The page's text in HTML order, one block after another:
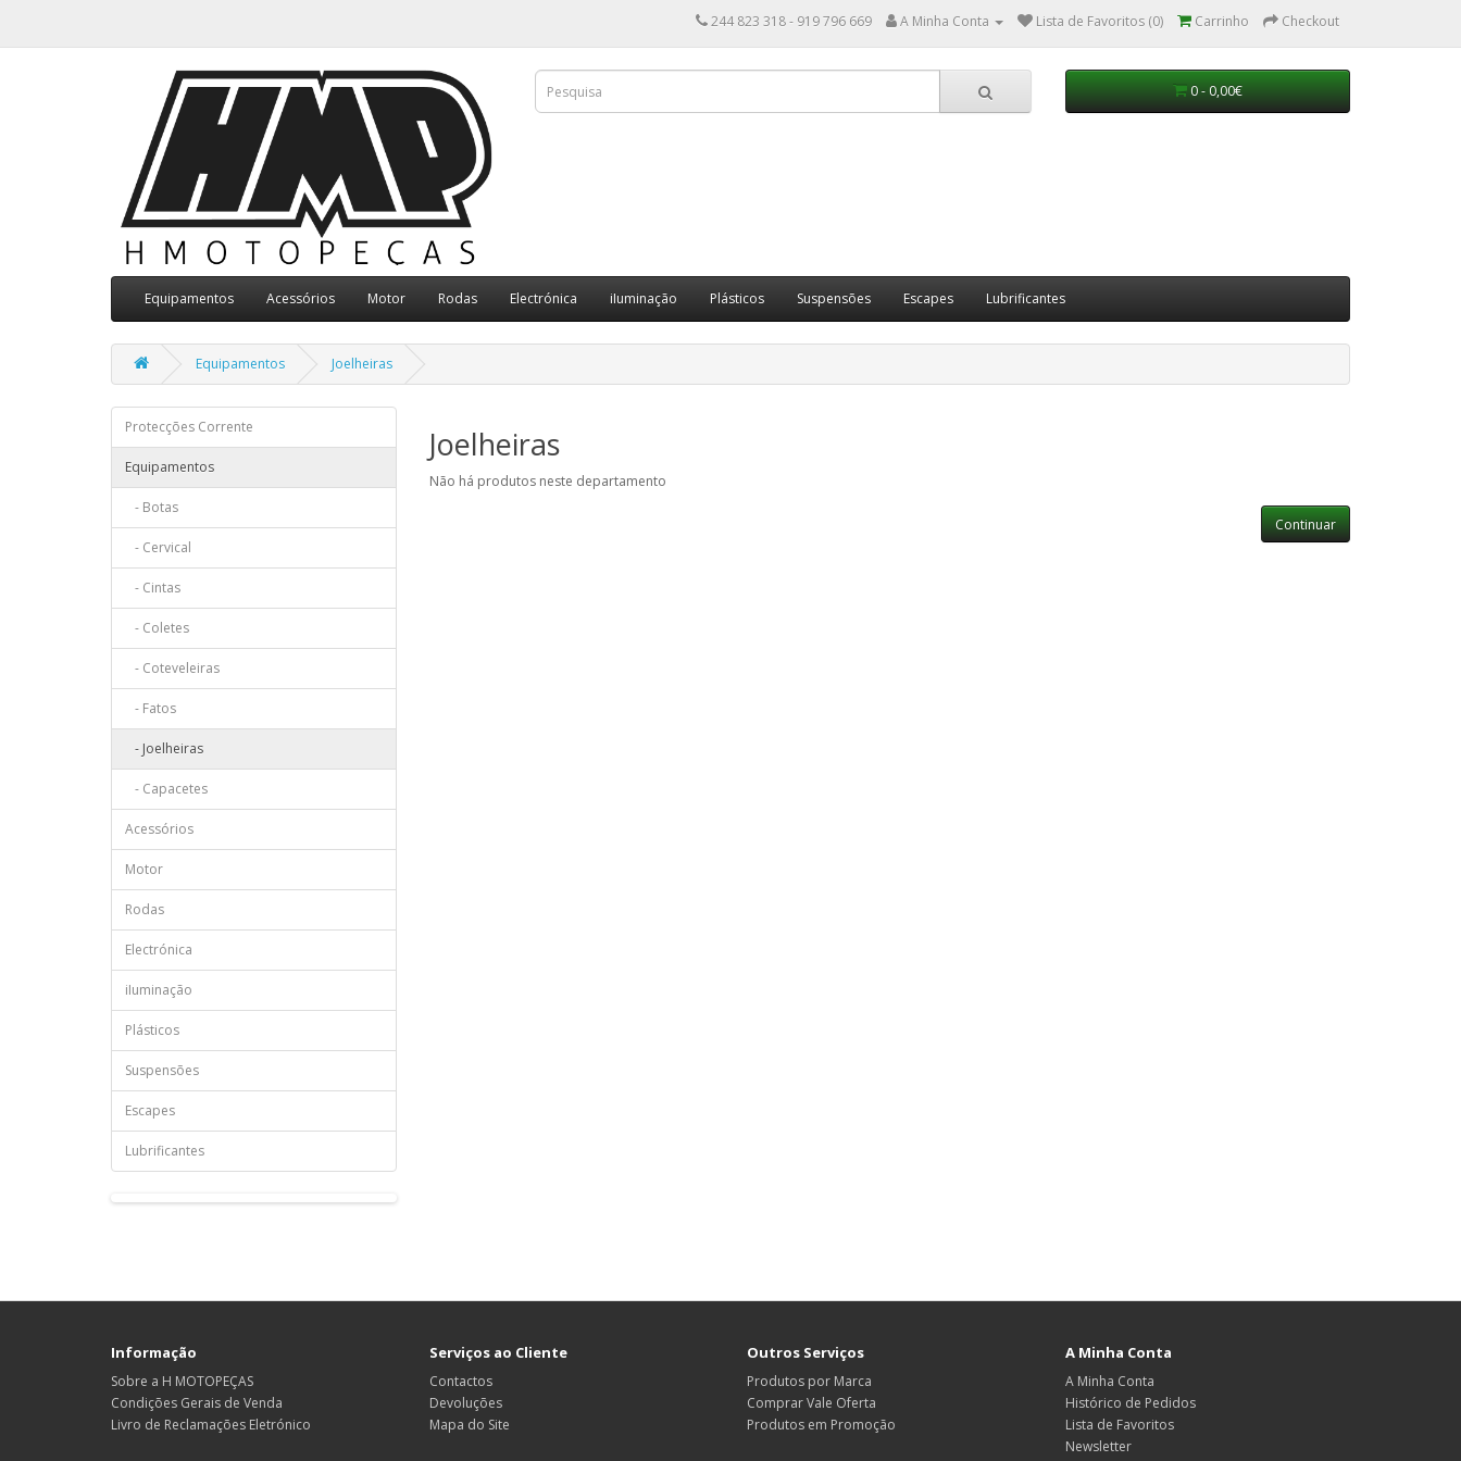
244 823 318 - 919 796 669 A Minha Conta Lista de Favoritos (0) Carrinho Checkout
0 - 0,00€
Equipamentos Acessórios Motor Rodas Electrónica iIuminação Plásticos Suspensões Escapes Lubrificantes
Equipamentos Joelheiras
Protecções Corrente
Equipamentos
- Botas
- Cervical
- Cintas
- Coletes
- Coteveleiras
- Fatos
- Joelheiras
- Capacetes
Acessórios
Motor
Rodas
Electrónica
iIuminação
Plásticos
Suspensões
Escapes
Lubrificantes
Joelheiras
Não há produtos neste departamento
Continuar
Informação
Sobre a H MOTOPEÇAS
Condições Gerais de Venda
Livro de Reclamações Eletrónico
Serviços ao Cliente
Contactos
Devoluções
Mapa do Site
Outros Serviços
Produtos por Marca
Comprar Vale Oferta
Produtos em Promoção
A Minha Conta
A Minha Conta
Histórico de Pedidos
Lista de Favoritos
Newsletter